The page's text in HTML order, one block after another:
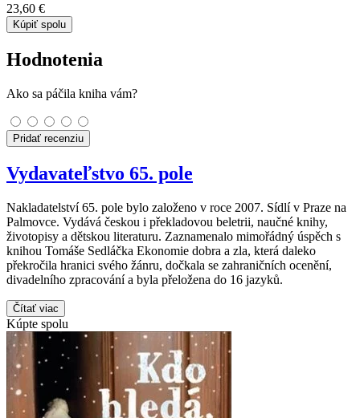
23,60 €
Kúpiť spolu
Hodnotenia
Ako sa páčila kniha vám?
Pridať recenziu
Vydavateľstvo 65. pole
Nakladatelství 65. pole bylo založeno v roce 2007. Sídlí v Praze na
Palmovce. Vydává českou i překladovou beletrii, naučné knihy,
životopisy a dětskou literaturu. Zaznamenalo mimořádný úspěch s
knihou Tomáše Sedláčka Ekonomie dobra a zla, která daleko
překročila hranici svého žánru, dočkala se zahraničních ocenění,
divadelního zpracování a byla přeložena do 16 jazyků.
Čítať viac
Kúpte spolu